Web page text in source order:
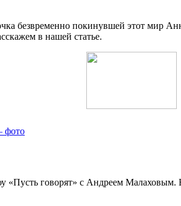
безвременно покинувшей этот
в нашей статье.
фото
«Пусть говорят» с Андреем